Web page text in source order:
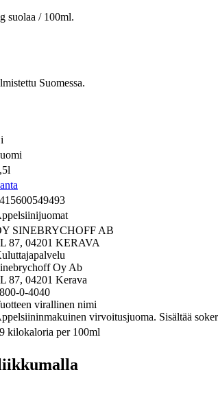
suolaa / 100ml.
Suomessa.
SINEBRYCHOFF AB
87, 04201 KERAVA
Oy Ab
87, 04201 Kerava
0-4040
virallinen nimi
virvoitusjuoma. Sisältää
kilokaloria per 100ml